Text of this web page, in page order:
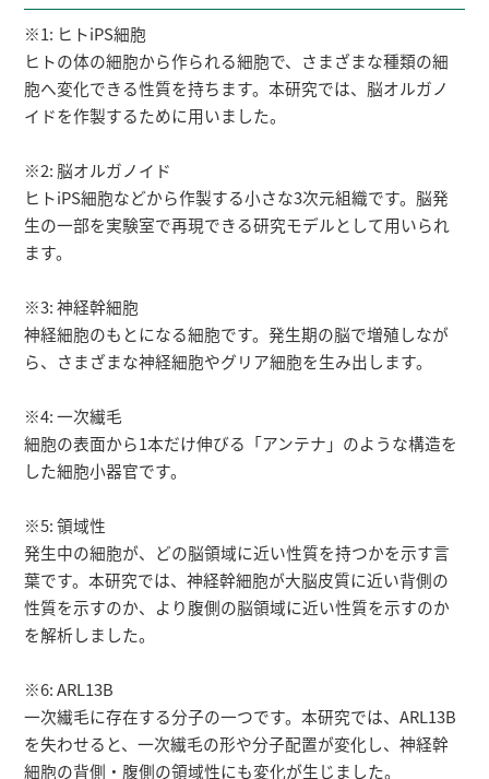
※1: ヒトiPS細胞
ヒトの体の細胞から作られる細胞で、さまざまな種類の細
胞へ変化できる性質を持ちます。本研究では、脳オルガノ
イドを作製するために用いました。
※2: 脳オルガノイド
ヒトiPS細胞などから作製する小さな3次元組織です。脳発
生の一部を実験室で再現できる研究モデルとして用いられ
ます。
※3: 神経幹細胞
神経細胞のもとになる細胞です。発生期の脳で増殖しなが
ら、さまざまな神経細胞やグリア細胞を生み出します。
※4: 一次繊毛
細胞の表面から1本だけ伸びる「アンテナ」のような構造を
した細胞小器官です。
※5: 領域性
発生中の細胞が、どの脳領域に近い性質を持つかを示す言
葉です。本研究では、神経幹細胞が大脳皮質に近い背側の
性質を示すのか、より腹側の脳領域に近い性質を示すのか
を解析しました。
※6: ARL13B
一次繊毛に存在する分子の一つです。本研究では、ARL13B
を失わせると、一次繊毛の形や分子配置が変化し、神経幹
細胞の背側・腹側の領域性にも変化が生じました。